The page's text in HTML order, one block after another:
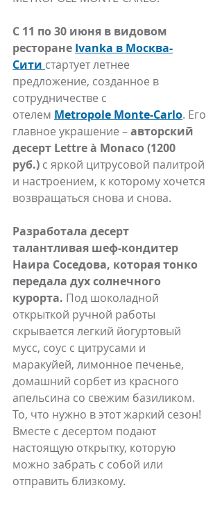
С 11 по 30 июня в видовом
ресторане Ivanka в Москва-
Сити стартует летнее
предложение, созданное в
сотрудничестве с
отелем Metropole Monte-Carlo. Его
главное украшение – авторский
десерт Lettre à Monaco (1200
руб.) с яркой цитрусовой палитрой
и настроением, к которому хочется
возвращаться снова и снова.
Разработала десерт
талантливая шеф-кондитер
Наира Соседова, которая тонко
передала дух солнечного
курорта. Под шоколадной
открыткой ручной работы
скрывается легкий йогуртовый
мусс, соус с цитрусами и
маракуйей, лимонное печенье,
домашний сорбет из красного
апельсина со свежим базиликом.
То, что нужно в этот жаркий сезон!
Вместе с десертом подают
настоящую открытку, которую
можно забрать с собой или
отправить близкому.